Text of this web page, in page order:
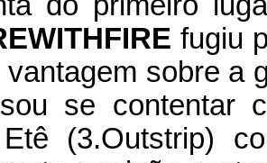
fugiu
vantagem sobre a
se contentar
(3.Outstrip)